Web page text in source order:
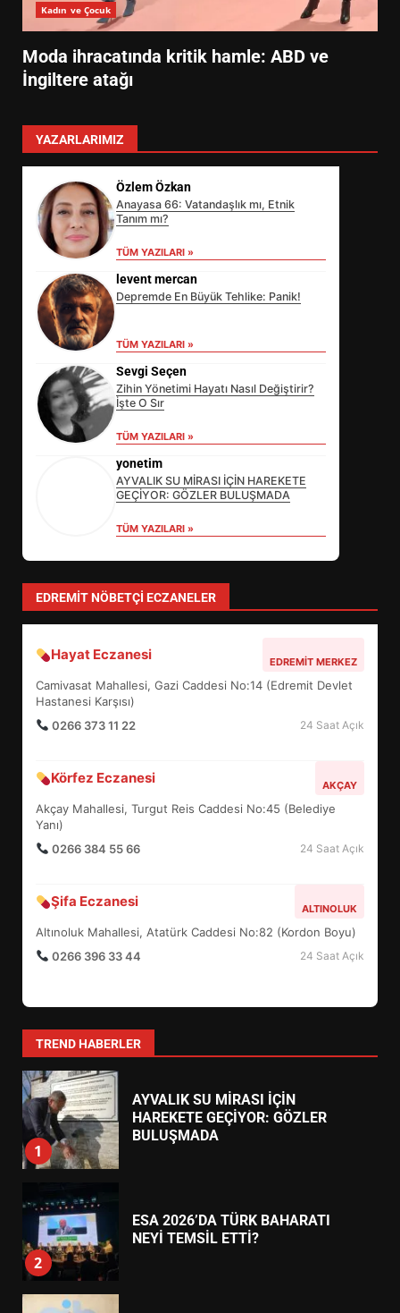
Kadın ve Çocuk
Moda ihracatında kritik hamle: ABD ve
İngiltere atağı
YAZARLARIMIZ
Özlem Özkan
Anayasa 66: Vatandaşlık mı, Etnik
Tanım mı?
TÜM YAZILARI »
levent mercan
Depremde En Büyük Tehlike: Panik!
TÜM YAZILARI »
Sevgi Seçen
Zihin Yönetimi Hayatı Nasıl Değiştirir?
İşte O Sır
TÜM YAZILARI »
yonetim
AYVALIK SU MİRASI İÇİN HAREKETE
GEÇİYOR: GÖZLER BULUŞMADA
TÜM YAZILARI »
EDREMIT NÖBETÇI ECZANELER
Hayat Eczanesi EDREMIT MERKEZ
Camivasat Mahallesi, Gazi Caddesi No:14 (Edremit Devlet
Hastanesi Karşısı)
0266 373 11 22
24 Saat Açık
Körfez Eczanesi AKÇAY
Akçay Mahallesi, Turgut Reis Caddesi No:45 (Belediye
Yanı)
0266 384 55 66
24 Saat Açık
Şifa Eczanesi ALTINOLUK
Altınoluk Mahallesi, Atatürk Caddesi No:82 (Kordon Boyu)
0266 396 33 44
24 Saat Açık
TREND HABERLER
3
EİB’DE KRİTİK ATAMA:
SÜRDÜRÜLEBİLİRLİKTE NE
4
EDREMİT’İN GURURU TÜRKİYE
FİNALİNDE NE BAŞARDI?
5
BALIKESİR MÜZELERİNDE SÜRE
6
TURNUVASI KAYITLARI NEYİ
DEĞİŞTİRİYOR?
7
YENİ YÖNETİM NASIL
1
AYVALIK SU MİRASI İÇİN
HAREKETE GEÇİYOR: GÖZLER
BULUŞMADA
2
ESA 2026’DA TÜRK BAHARATI
NEYİ TEMSİL ETTİ?